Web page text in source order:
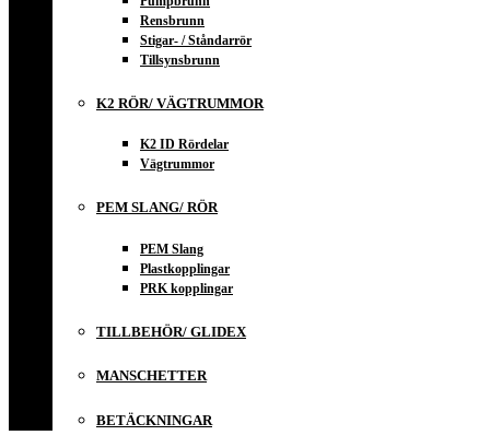
Rensbrunn
Stigar- / Ståndarrör
Tillsynsbrunn
K2 RÖR/ VÄGTRUMMOR
K2 ID Rördelar
Vägtrummor
PEM SLANG/ RÖR
PEM Slang
Plastkopplingar
PRK kopplingar
TILLBEHÖR/ GLIDEX
MANSCHETTER
BETÄCKNINGAR